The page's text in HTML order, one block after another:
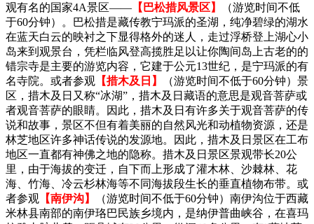
观有名的国家4A景区—— 【巴松措风景区】
（游览时间不低
于60分钟）。巴松措是藏传教宁玛派的圣湖，纯净碧绿的湖水
在蓝天白云的映衬之下显得格外的迷人，走过浮桥登上湖心小
岛来到观景台，凭栏临风登高揽胜足以让你陶间岛上古老的的
错宗寺是主要的游览内容，它建于公元13世纪，是宁玛派的有
名寺院。或者参观 【措木及日】
（游览时间不低于60分钟）景
区，措木及日又称“冰湖”，措木及日藏语的意思是观音菩萨或
者观音菩萨的眼睛。因此，措木及日有许多关于观音菩萨的传
说和故事，景区不但有着美丽的自然风光和动植物资源，还是
林芝地区许多神话传说的发源地。因此，措木及日景区在工布
地区一直都有神佛之地的隐称。措木及日景区景观带长20公
里，由于海拔的变迁，自下而上形成了灌木林、沙棘林、花
海、竹海、冷云杉林海等不同海拔段生长的垂直植物布带。或
者参观 【南伊沟】
（游览时间不低于60分钟）南伊沟位于西藏
米林县南部的南伊珞巴民族乡境内，是纳伊普曲峡谷，在喜玛